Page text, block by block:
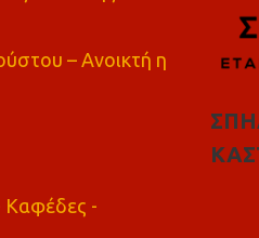
– Ανοικτή η
Καφέδες -